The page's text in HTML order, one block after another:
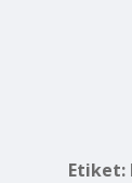
Etiket: